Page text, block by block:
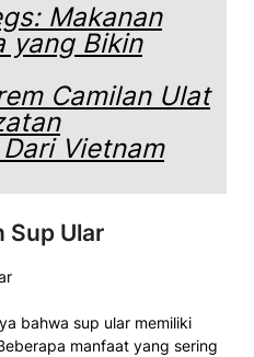
Makanan
yang Bikin
Camilan Ulat
Vietnam
Sup Ular
bahwa sup ular memiliki
manfaat yang sering